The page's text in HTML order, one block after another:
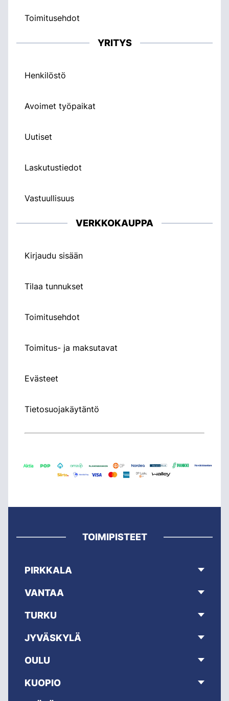
Toimitusehdot
YRITYS
Henkilöstö
Avoimet työpaikat
Uutiset
Laskutustiedot
Vastuullisuus
VERKKOKAUPPA
Kirjaudu sisään
Tilaa tunnukset
Toimitusehdot
Toimitus- ja maksutavat
Evästeet
Tietosuojakäytäntö
TOIMIPISTEET
PIRKKALA
VANTAA
TURKU
JYVÄSKYLÄ
OULU
KUOPIO